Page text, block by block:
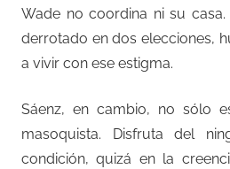
Wade no coordina ni su
derrotado en dos elecciones,
a vivir con ese estigma.
Sáenz, en cambio, no sólo
masoquista. Disfruta del
condición, quizá en la